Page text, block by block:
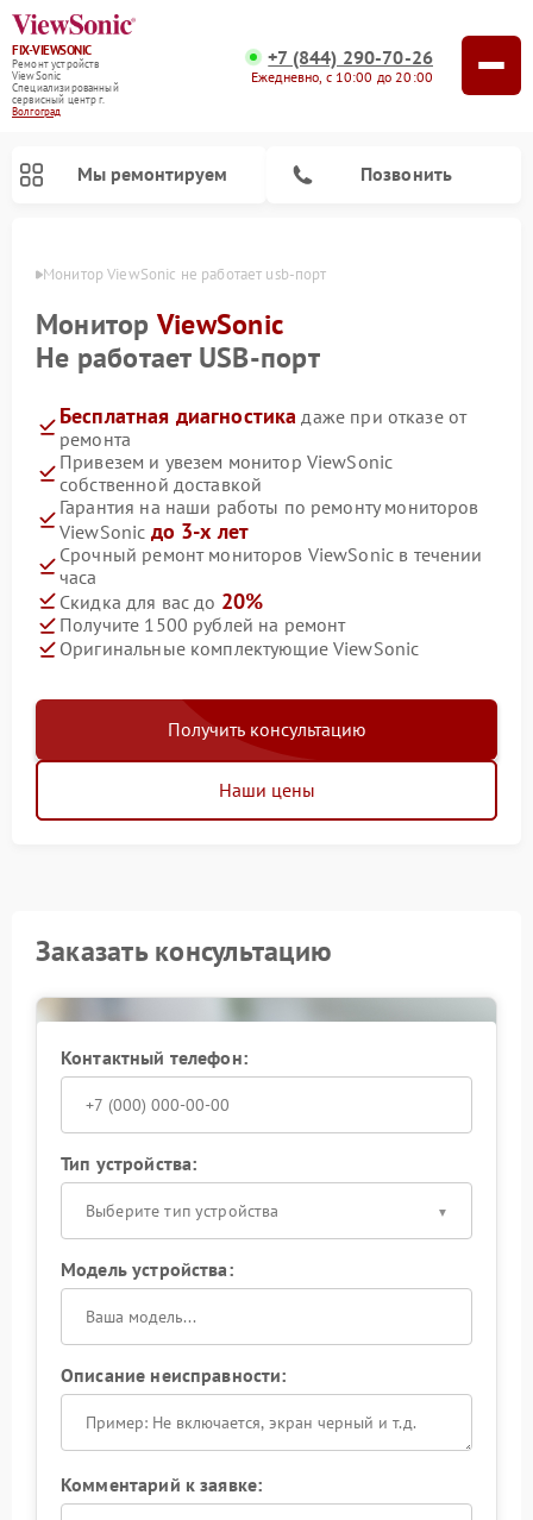
FIX-VIEWSONIC
Ремонт устройств
ViewSonic
Специализированный
cервисный центр г.
Волгоград
+7 (844) 290-70-26
Ежедневно, с 10:00 до 20:00
Мы ремонтируем Позвонить
Монитор ViewSonic не работает usb-порт
Монитор ViewSonic
Не работает USB-порт
Бесплатная диагностика даже при отказе от
ремонта
Привезем и увезем монитор ViewSonic
собственной доставкой
Гарантия на наши работы по ремонту мониторов
ViewSonic до 3-х лет
Срочный ремонт мониторов ViewSonic в течении
часа
Скидка для вас до 20%
Получите 1500 рублей на ремонт
Оригинальные комплектующие ViewSonic
Получить консультацию
Наши цены
Заказать консультацию
Контактный телефон:
Тип устройства:
Выберите тип устройства
Модель устройства:
Описание неисправности:
Комментарий к заявке: